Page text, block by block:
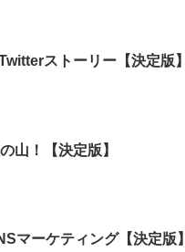
ストーリー【決定版】
山！【決定版】
マーケティング【決定版】